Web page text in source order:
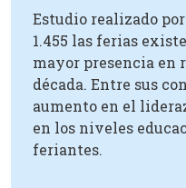
Estudio realizado
1.455 las ferias
mayor presencia en
década. Entre sus
aumento en el
en los niveles
feriantes.